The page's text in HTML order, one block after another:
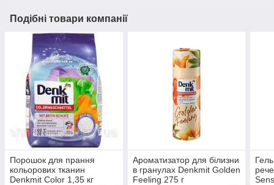
Подібні товари компанії
Порошок для прання
кольорових тканин
Denkmit Color 1,35 кг
Ароматизатор для білизни
в гранулах Denkmit Golden
Feeling 275 г